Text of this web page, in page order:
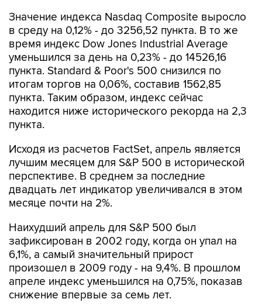
Значение индекса Nasdaq Composite выросло
в среду на 0,12% - до 3256,52 пункта. В то же
время индекс Dow Jones Industrial Average
уменьшился за день на 0,23% - до 14526,16
пункта. Standard & Poor's 500 снизился по
итогам торгов на 0,06%, составив 1562,85
пункта. Таким образом, индекс сейчас
находится ниже исторического рекорда на 2,3
пункта.
Исходя из расчетов FactSet, апрель является
лучшим месяцем для S&P 500 в исторической
перспективе. В среднем за последние
двадцать лет индикатор увеличивался в этом
месяце почти на 2%.
Наихудший апрель для S&P 500 был
зафиксирован в 2002 году, когда он упал на
6,1%, а самый значительный прирост
произошел в 2009 году - на 9,4%. В прошлом
апреле индекс уменьшился на 0,75%, показав
снижение впервые за семь лет.